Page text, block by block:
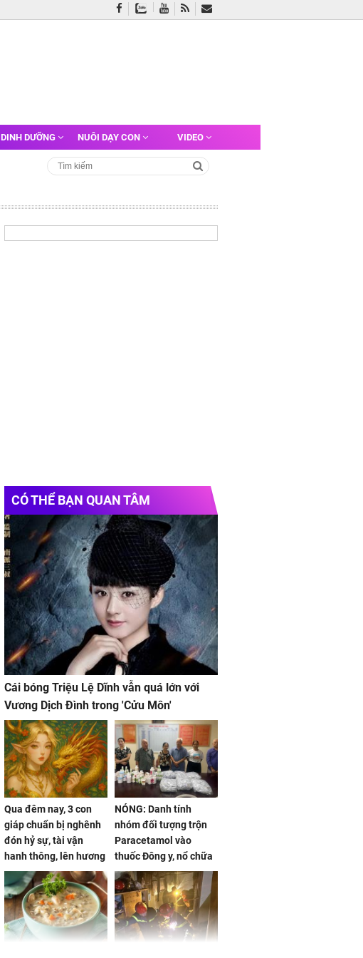
DINH DƯỠNG NUÔI DẠY CON VIDEO
CÓ THỂ BẠN QUAN TÂM
Cái bóng Triệu Lệ Dĩnh vẫn quá lớn với
Vương Dịch Đình trong 'Cửu Môn'
Qua đêm nay, 3 con
giáp chuẩn bị nghênh
đón hỷ sự, tài vận
hanh thông, lên hương
hóa Rồng hóa Phượng,
gom hết may mắn về
nhà
NÓNG: Danh tính
nhóm đối tượng trộn
Paracetamol vào
thuốc Đông y, nổ chữa
bách bệnh